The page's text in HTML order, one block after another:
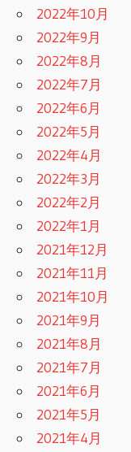
2022年10月
2022年9月
2022年8月
2022年7月
2022年6月
2022年5月
2022年4月
2022年3月
2022年2月
2022年1月
2021年12月
2021年11月
2021年10月
2021年9月
2021年8月
2021年7月
2021年6月
2021年5月
2021年4月